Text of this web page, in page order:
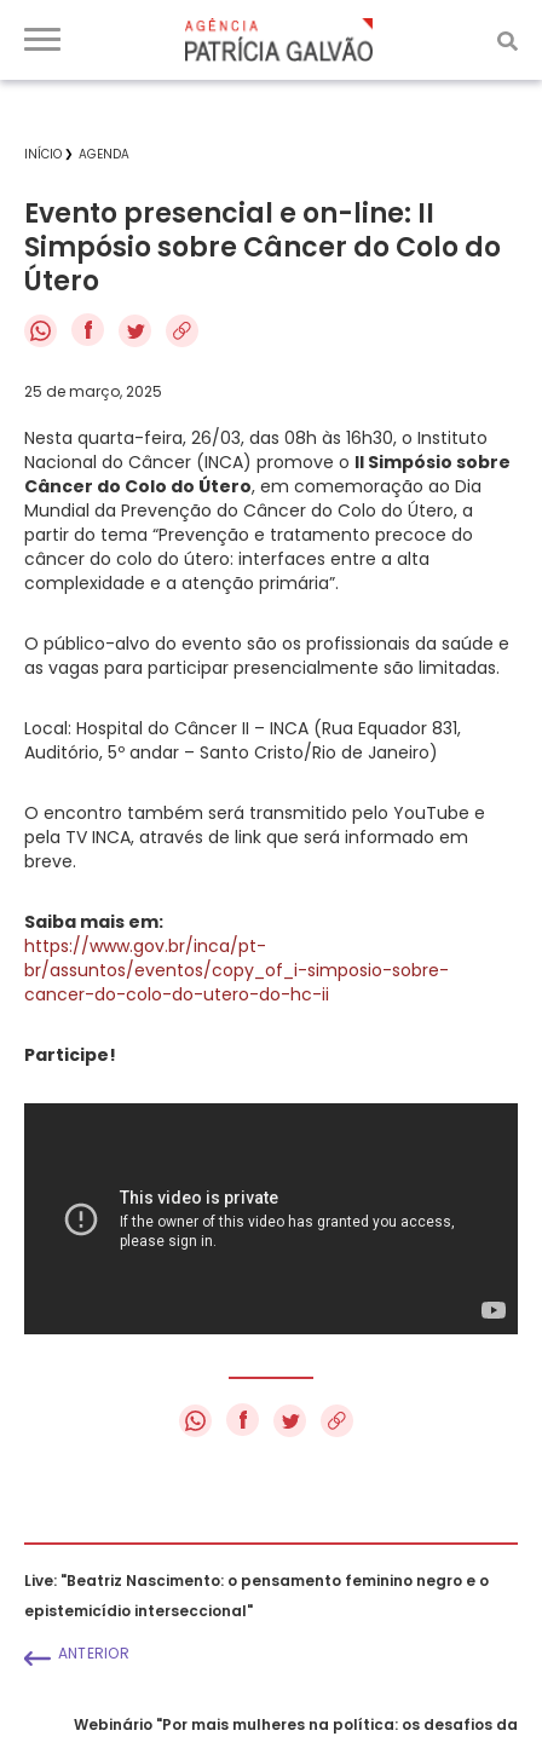
INÍCIO AGENDA
Evento presencial e on-line: II
Simpósio sobre Câncer do Colo do
Útero
f
25 de março, 2025
Nesta quarta-feira, 26/03, das 08h às 16h30, o Instituto
Nacional do Câncer (INCA) promove o II Simpósio sobre
Câncer do Colo do Útero, em comemoração ao Dia
Mundial da Prevenção do Câncer do Colo do Útero, a
partir do tema “Prevenção e tratamento precoce do
câncer do colo do útero: interfaces entre a alta
complexidade e a atenção primária”.
O público-alvo do evento são os profissionais da saúde e
as vagas para participar presencialmente são limitadas.
Local: Hospital do Câncer II – INCA (Rua Equador 831,
Auditório, 5º andar – Santo Cristo/Rio de Janeiro)
O encontro também será transmitido pelo YouTube e
pela TV INCA, através de link que será informado em
breve.
Saiba mais em:
https://www.gov.br/inca/pt-
br/assuntos/eventos/copy_of_i-simposio-sobre-
cancer-do-colo-do-utero-do-hc-ii
Participe!
f
Live: "Beatriz Nascimento: o pensamento feminino negro e o
epistemicídio interseccional"
ANTERIOR
Webinário "Por mais mulheres na política: os desafios da